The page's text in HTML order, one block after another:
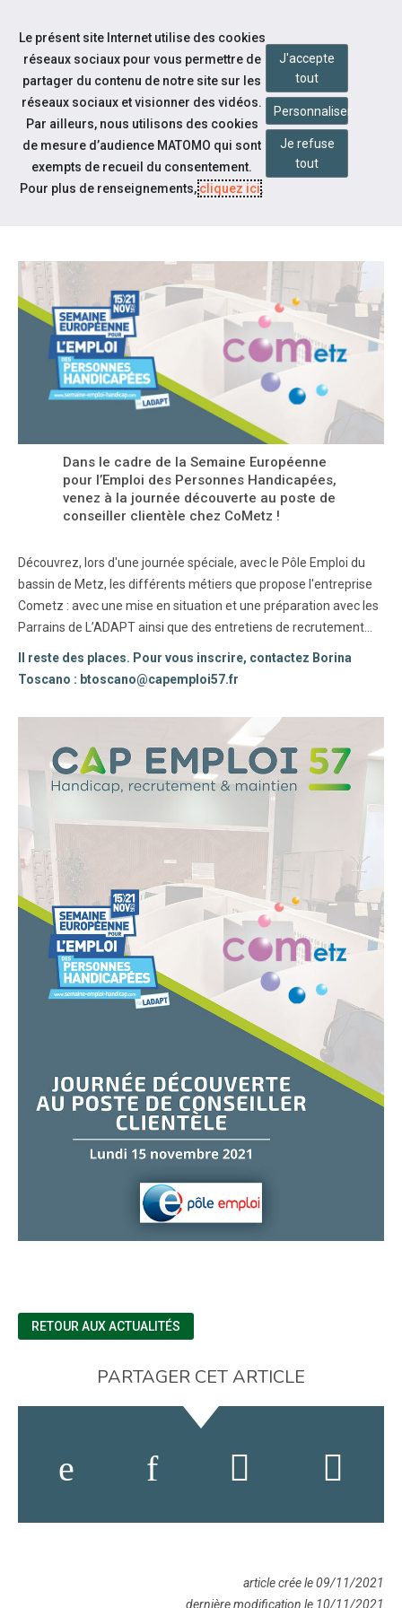
Aller au contenu
Nos actualités
COMETZ RECRUTE LUNDI
Dans le cadre de la Semaine Européenne
pour l’Emploi des Personnes Handicapées,
venez à la journée découverte au poste de
conseiller clientèle chez CoMetz !
Découvrez, lors d'une journée spéciale, avec le Pôle Emploi du
bassin de Metz, les différents métiers que propose l'entreprise
Cometz : avec une mise en situation et une préparation avec les
Parrains de L’ADAPT ainsi que des entretiens de recrutement...
Il reste des places. Pour vous inscrire, contactez Borina
Toscano : btoscano@capemploi57.fr
RETOUR AUX ACTUALITÉS
PARTAGER CET ARTICLE
article crée le 09/11/2021
dernière modification le 10/11/2021
Le présent site Internet utilise des cookies
réseaux sociaux pour vous permettre de
partager du contenu de notre site sur les
réseaux sociaux et visionner des vidéos.
Par ailleurs, nous utilisons des cookies
de mesure d’audience MATOMO qui sont
exempts de recueil du consentement.
Pour plus de renseignements,cliquez ici.
J'accepte
tout
Personnaliser
Je refuse
tout